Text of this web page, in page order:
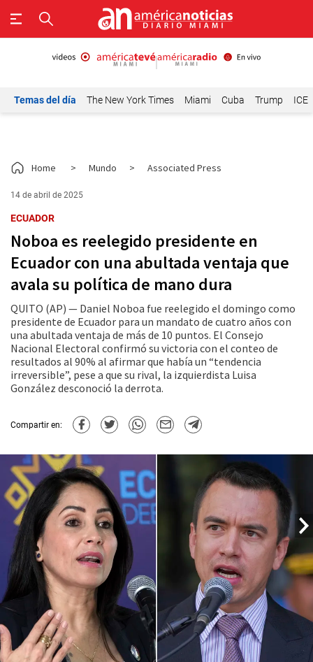
Temas del día The New York Times Miami Cuba Trump ICE
Home > Mundo > Associated Press
14 de abril de 2025
ECUADOR
Noboa es reelegido presidente en
Ecuador con una abultada ventaja que
avala su política de mano dura
QUITO (AP) — Daniel Noboa fue reelegido el domingo como
presidente de Ecuador para un mandato de cuatro años con
una abultada ventaja de más de 10 puntos. El Consejo
Nacional Electoral confirmó su victoria con el conteo de
resultados al 90% al afirmar que había un “tendencia
irreversible”, pese a que su rival, la izquierdista Luisa
González desconoció la derrota.
Compartir en: